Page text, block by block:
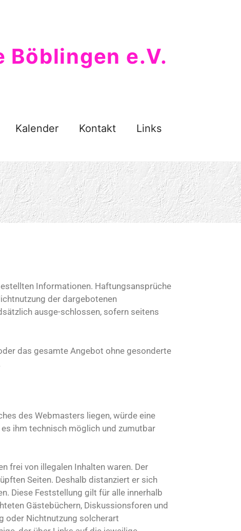
Böblingen e.V.
Kalender Kontakt Links
Informationen. Haftungsansprüche
der dargebotenen
ausge-schlossen, sofern seitens
das gesamte Angebot ohne gesonderte
des Webmasters liegen, würde eine
ihm technisch möglich und zumutbar
frei von illegalen Inhalten waren. Der
Seiten. Deshalb distanziert er sich
Diese Feststellung gilt für alle innerhalb
Gästebüchern, Diskussionsforen und
oder Nichtnutzung solcherart